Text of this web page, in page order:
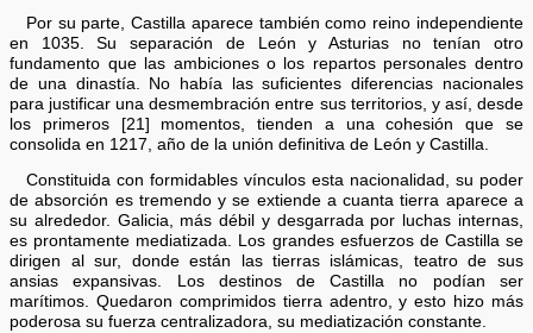
Por su parte, Castilla aparece también como reino independiente
en 1035. Su separación de León y Asturias no tenían otro
fundamento que las ambiciones o los repartos personales dentro
de una dinastía. No había las suficientes diferencias nacionales
para justificar una desmembración entre sus territorios, y así, desde
los primeros [21] momentos, tienden a una cohesión que se
consolida en 1217, año de la unión definitiva de León y Castilla.
Constituida con formidables vínculos esta nacionalidad, su poder
de absorción es tremendo y se extiende a cuanta tierra aparece a
su alrededor. Galicia, más débil y desgarrada por luchas internas,
es prontamente mediatizada. Los grandes esfuerzos de Castilla se
dirigen al sur, donde están las tierras islámicas, teatro de sus
ansias expansivas. Los destinos de Castilla no podían ser
marítimos. Quedaron comprimidos tierra adentro, y esto hizo más
poderosa su fuerza centralizadora, su mediatización constante.